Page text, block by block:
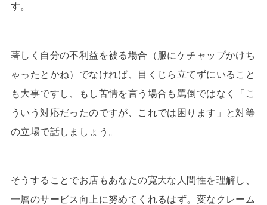
す。
著しく自分の不利益を被る場合（服にケチャップかけち
ゃったとかね）でなければ、目くじら立てずにいること
も大事ですし、もし苦情を言う場合も罵倒ではなく「こ
ういう対応だったのですが、これでは困ります」と対等
の立場で話しましょう。
そうすることでお店もあなたの寛大な人間性を理解し、
一層のサービス向上に努めてくれるはず。変なクレーム